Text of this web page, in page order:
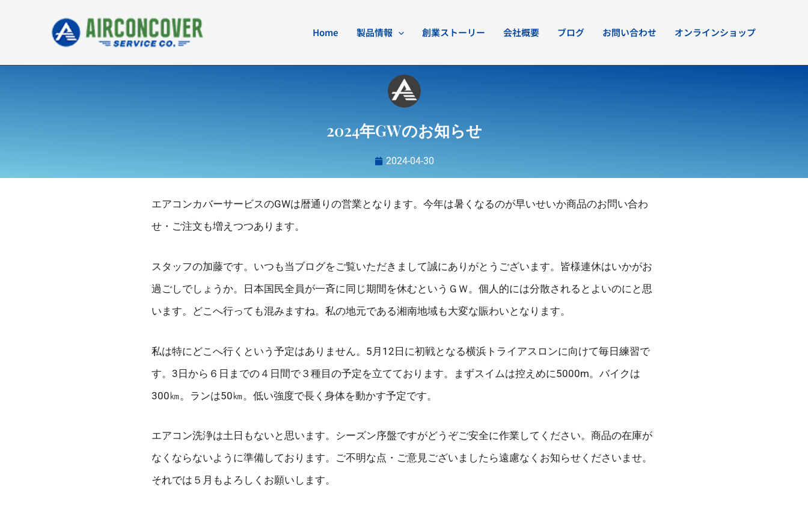
キ
Home 製品情報 創業ストーリー 会社概要 ブログ お問い合わせ オンラインショップ
2024年GWのお知らせ
2024-04-30
エアコンカバーサービスのGWは暦通りの営業となります。今年は暑くなるのが早いせいか商品のお問い合わ
せ・ご注文も増えつつあります。
スタッフの加藤です。いつも当ブログをご覧いただきまして誠にありがとうございます。皆様連休はいかがお
過ごしでしょうか。日本国民全員が一斉に同じ期間を休むというＧＷ。個人的には分散されるとよいのにと思
います。どこへ行っても混みますね。私の地元である湘南地域も大変な賑わいとなります。
私は特にどこへ行くという予定はありません。5月12日に初戦となる横浜トライアスロンに向けて毎日練習で
す。3日から６日までの４日間で３種目の予定を立てております。まずスイムは控えめに5000m。バイクは
300㎞。ランは50㎞。低い強度で長く身体を動かす予定です。
エアコン洗浄は土日もないと思います。シーズン序盤ですがどうぞご安全に作業してください。商品の在庫が
なくならないように準備しております。ご不明な点・ご意見ございましたら遠慮なくお知らせくださいませ。
それでは５月もよろしくお願いします。